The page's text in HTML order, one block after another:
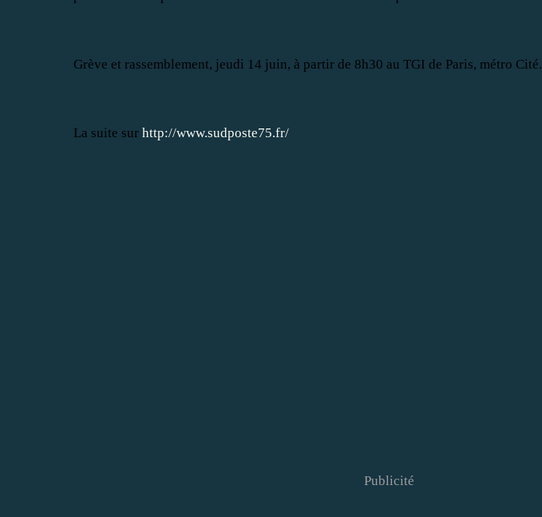
Grève et rassemblement, jeudi 14 juin, à partir de 8h30 au TGI de Paris, métro Cité.
La suite sur http://www.sudposte75.fr/
Publicité